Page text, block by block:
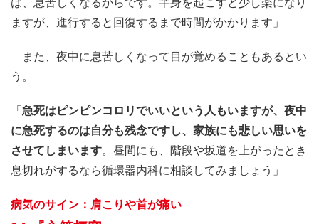
は、息苦しくなるからです。半身を起こすと少し楽になり
ますが、進行すると回復するまで時間がかかります」
また、夜中に息苦しくなって目が覚めることもあるとい
う。
「 急死はピンピンコロリでいいという人もいますが、夜中
に急死するのは自分も残念ですし、家族にも悲しい思いを
させてしまいます。昼間にも、階段や坂道を上がったとき
息切れがするなら循環器内科に相談してみましょう」
病気のサイン：肩こりや首が痛い